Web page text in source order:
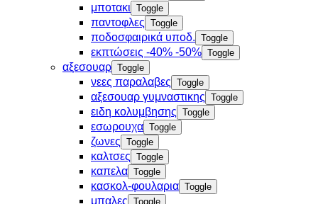
μποτακι Toggle
παντοφλες Toggle
ποδοσφαιρικά υποδ. Toggle
εκπτώσεις -40% -50% Toggle
αξεσουαρ Toggle
νεες παραλαβες Toggle
αξεσουαρ γυμναστικης Toggle
ειδη κολυμβησης Toggle
εσωρουχα Toggle
ζωνες Toggle
καλτσες Toggle
καπελα Toggle
κασκολ-φουλαρια Toggle
μπαλες Toggle